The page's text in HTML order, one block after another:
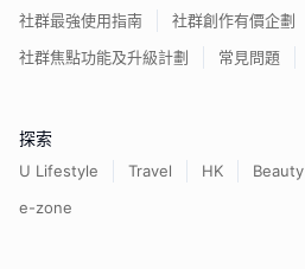
社群最強使用指南
社群創作有價企劃
社群焦點功能及升級計劃
常見問題
探索
U Lifestyle Travel HK Beauty
e-zone